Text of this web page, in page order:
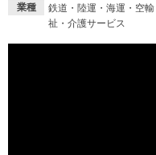
業種
鉄道・陸運・海運・空
祉・介護サービス